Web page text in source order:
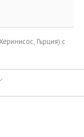
Гърция) с